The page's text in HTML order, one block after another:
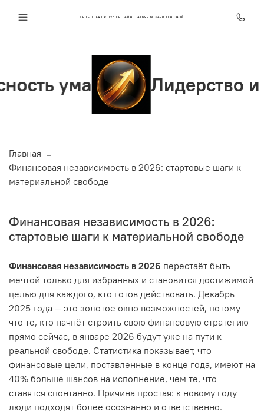
ИНТЕЛЛЕКТ КЛУБ ОНЛАЙН ТАТЬЯНЫ ХАРИТОНОВОЙ
Лидерство и
Главная
Финансовая независимость в 2026: стартовые шаги к
материальной свободе
Финансовая независимость в 2026:
стартовые шаги к материальной свободе
Финансовая независимость в 2026 перестаёт быть
мечтой только для избранных и становится достижимой
целью для каждого, кто готов действовать. Декабрь
2025 года — это золотое окно возможностей, потому
что те, кто начнёт строить свою финансовую стратегию
прямо сейчас, в январе 2026 будут уже на пути к
реальной свободе. Статистика показывает, что
финансовые цели, поставленные в конце года, имеют на
40% больше шансов на исполнение, чем те, что
ставятся спонтанно. Причина простая: к новому году
люди подходят более осознанно и ответственно.